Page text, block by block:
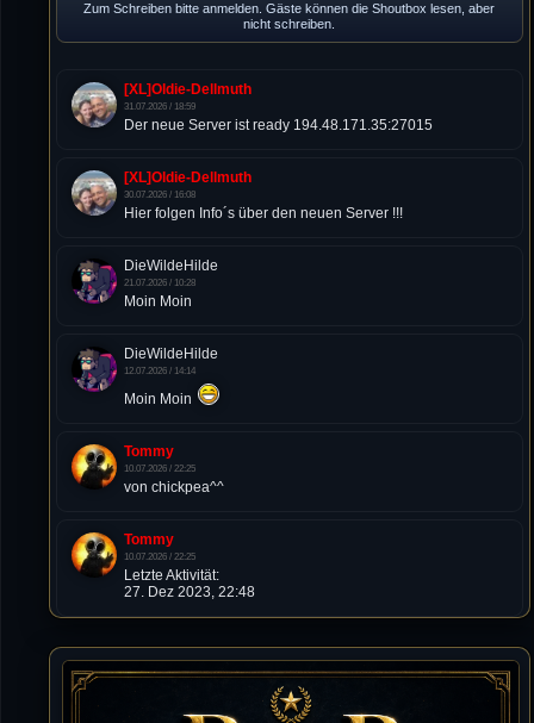
Zum Schreiben bitte anmelden. Gäste können die Shoutbox lesen, aber
nicht schreiben.
[XL]Oldie-Dellmuth
31.07.2026 / 18:59
Der neue Server ist ready 194.48.171.35:27015
[XL]Oldie-Dellmuth
30.07.2026 / 16:08
Hier folgen Info´s über den neuen Server !!!
DieWildeHilde
21.07.2026 / 10:28
Moin Moin
DieWildeHilde
12.07.2026 / 14:14
Moin Moin
Tommy
10.07.2026 / 22:25
von chickpea^^
Tommy
10.07.2026 / 22:25
Letzte Aktivität:
27. Dez 2023, 22:48
DieWildeHilde
10.07.2026 / 12:48
Happy Birthday Chickpea